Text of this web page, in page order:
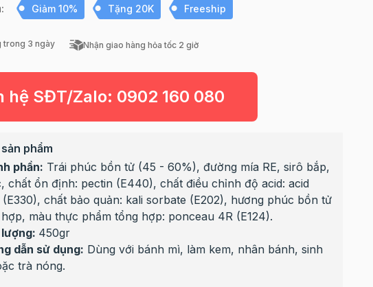
Giảm 10% Tặng 20K Freeship
trong 3 ngày Nhận giao hàng hỏa tốc 2 giờ
hệ SĐT/Zalo: 0902 160 080
phẩm
phần: Trái phúc bồn tử (45 - 60%), đường mía RE, sirô bắp,
chất ổn định: pectin (E440), chất điều chỉnh độ acid: acid
chất bảo quản: kali sorbate (E202), hương phúc bồn tử
màu thực phẩm tổng hợp: ponceau 4R (E124).
450gr
dẫn sử dụng: Dùng với bánh mì, làm kem, nhân bánh, sinh
trà nóng.